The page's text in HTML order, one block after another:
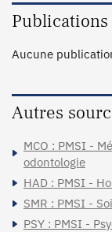
Publications
Aucune
Autres
MCO : PMSI -
odontologie
HAD : PMSI -
SMR : PMSI -
PSY : PMSI -